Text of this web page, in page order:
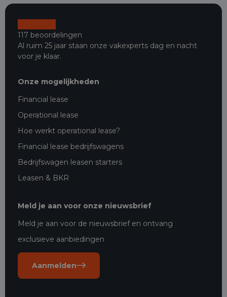
117 beoordelingen
Al ruim 25 jaar staan onze vakexperts dag en nacht
voor je klaar.
Onze mogelijkheden
Financial lease
Operational lease
Hoe werkt operational lease?
Financial lease bedrijfswagens
Bedrijfswagen leasen starters
Leasen & BKR
Meld je aan voor onze nieuwsbrief
Meld je aan voor de nieuwsbrief en ontvang
exclusieve aanbiedingen
Aanmelden